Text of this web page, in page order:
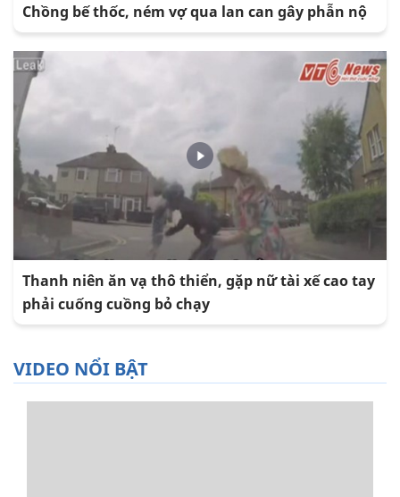
Chồng bế thốc, ném vợ qua lan can gây phẫn nộ
Thanh niên ăn vạ thô thiển, gặp nữ tài xế cao tay
phải cuống cuồng bỏ chạy
VIDEO NỔI BẬT